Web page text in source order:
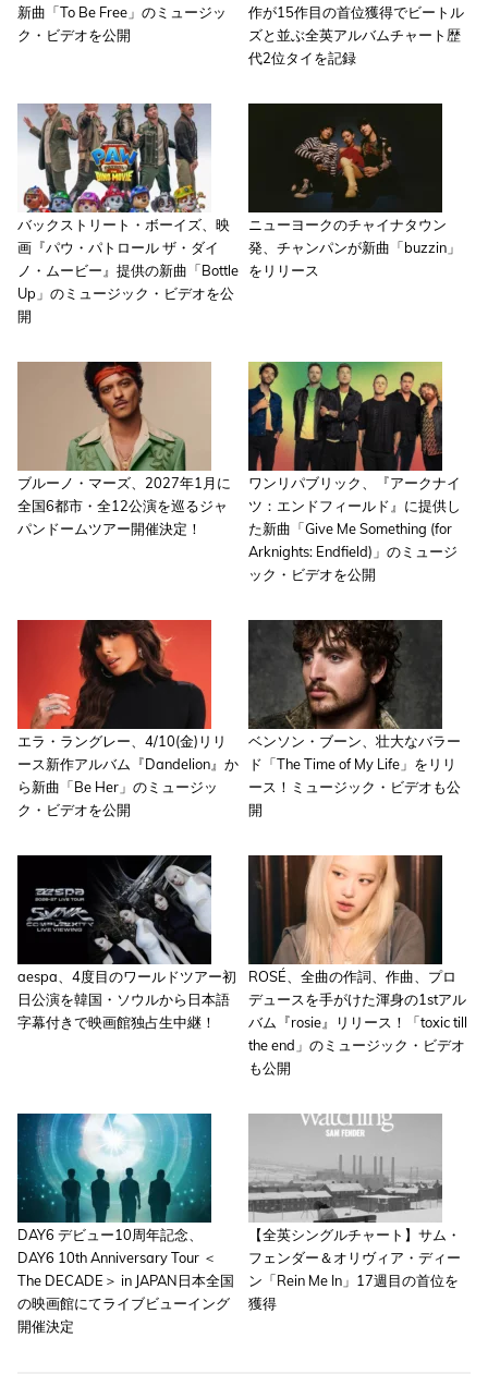
新曲「To Be Free」のミュージッ
ク・ビデオを公開
作が15作目の首位獲得でビートル
ズと並ぶ全英アルバムチャート歴
代2位タイを記録
バックストリート・ボーイズ、映
画『パウ・パトロール ザ・ダイ
ノ・ムービー』提供の新曲「Bottle
Up」のミュージック・ビデオを公
開
ニューヨークのチャイナタウン
発、チャンパンが新曲「buzzin」
をリリース
ブルーノ・マーズ、2027年1月に
全国6都市・全12公演を巡るジャ
パンドームツアー開催決定！
ワンリパブリック、『アークナイ
ツ：エンドフィールド』に提供し
た新曲「Give Me Something (for
Arknights: Endfield)」のミュージ
ック・ビデオを公開
エラ・ラングレー、4/10(金)リリ
ース新作アルバム『Dandelion』か
ら新曲「Be Her」のミュージッ
ク・ビデオを公開
ベンソン・ブーン、壮大なバラー
ド「The Time of My Life」をリリ
ース！ミュージック・ビデオも公
開
aespa、4度目のワールドツアー初
日公演を韓国・ソウルから日本語
字幕付きで映画館独占生中継！
ROSÉ、全曲の作詞、作曲、プロ
デュースを手がけた渾身の1stアル
バム『rosie』リリース！「toxic till
the end」のミュージック・ビデオ
も公開
DAY6 デビュー10周年記念、
DAY6 10th Anniversary Tour ＜
The DECADE＞ in JAPAN日本全国
の映画館にてライブビューイング
開催決定
【全英シングルチャート】サム・
フェンダー＆オリヴィア・ディー
ン「Rein Me In」17週目の首位を
獲得